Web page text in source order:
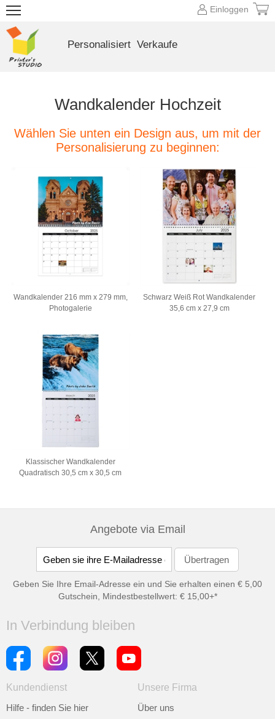
Wandkalender Hochzeit
Wählen Sie unten ein Design aus, um mit der
Personalisierung zu beginnen:
Wandkalender 216 mm x 279 mm,
Photogalerie
Schwarz Weiß Rot Wandkalender
35,6 cm x 27,9 cm
Klassischer Wandkalender
Quadratisch 30,5 cm x 30,5 cm
Angebote via Email
Geben Sie Ihre Email-Adresse ein und Sie erhalten einen € 5,00
Gutschein, Mindestbestellwert: € 15,00+*
In Verbindung bleiben
Kundendienst
Hilfe - finden Sie hier
Unsere Firma
Über uns
Einloggen
Personalisiert Verkaufe